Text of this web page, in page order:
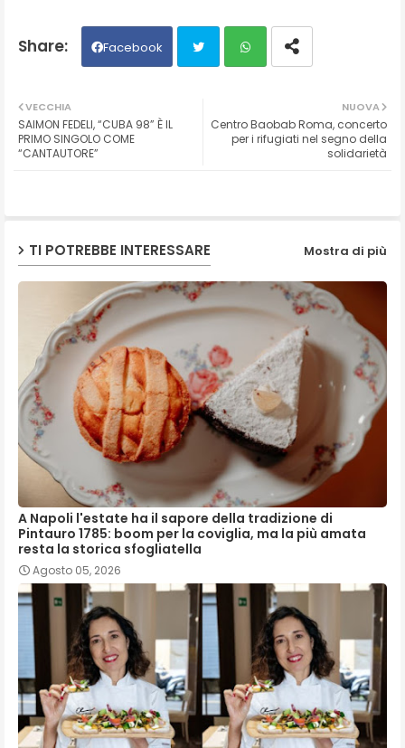
Facebook
ats
NUOVA
Centro Baobab Roma, concerto
per i rifugiati nel segno della
solidarietà
VECCHIA
SAIMON FEDELI, “CUBA 98” È IL
PRIMO SINGOLO COME
“CANTAUTORE”
TI POTREBBE INTERESSARE Mostra di più
A Napoli l'estate ha il sapore della tradizione di
Pintauro 1785: boom per la coviglia, ma la più amata
resta la storica sfogliatella
Agosto 05, 2026